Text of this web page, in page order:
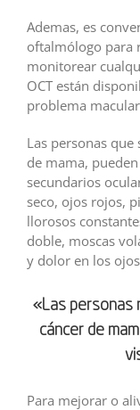
Ademas, es
oftalmólogo para
monitorear
OCT están
problema
Las personas
de mama,
secundarios
seco, ojos rojos,
llorosos
doble, moscas
y dolor en los
«Las personas
cáncer de
Para mejorar o